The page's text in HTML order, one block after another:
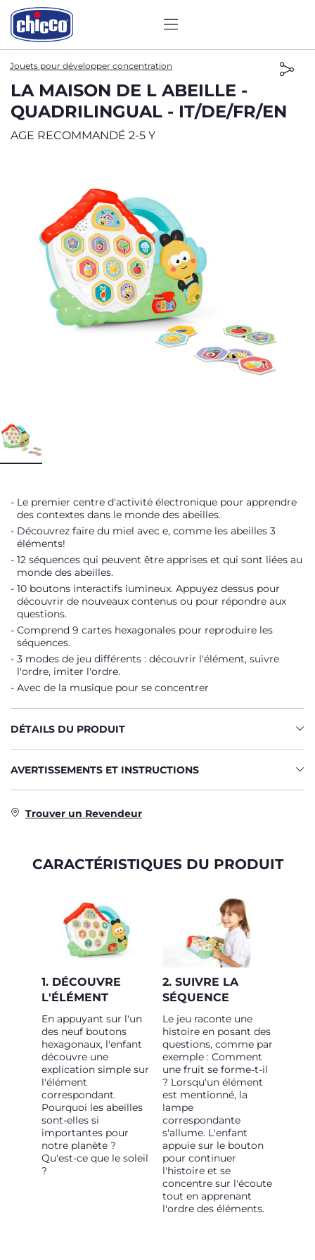
Jouets pour développer concentration
LA MAISON DE L ABEILLE -
QUADRILINGUAL - IT/DE/FR/EN
AGE RECOMMANDÉ 2-5 Y
Le premier centre d'activité électronique pour apprendre
des contextes dans le monde des abeilles.
Découvrez faire du miel avec e, comme les abeilles 3
éléments!
12 séquences qui peuvent être apprises et qui sont liées au
monde des abeilles.
10 boutons interactifs lumineux. Appuyez dessus pour
découvrir de nouveaux contenus ou pour répondre aux
questions.
Comprend 9 cartes hexagonales pour reproduire les
séquences.
3 modes de jeu différents : découvrir l'élément, suivre
l'ordre, imiter l'ordre.
Avec de la musique pour se concentrer
DÉTAILS DU PRODUIT
AVERTISSEMENTS ET INSTRUCTIONS
Trouver un Revendeur
CARACTÉRISTIQUES DU PRODUIT
1. DÉCOUVRE
L'ÉLÉMENT
En appuyant sur l'un
des neuf boutons
hexagonaux, l'enfant
découvre une
explication simple sur
l'élément
correspondant.
Pourquoi les abeilles
sont-elles si
importantes pour
notre planète ?
Qu'est-ce que le soleil
?
2. SUIVRE LA
SÉQUENCE
Le jeu raconte une
histoire en posant des
questions, comme par
exemple : Comment
une fruit se forme-t-il
? Lorsqu'un élément
est mentionné, la
lampe
correspondante
s'allume. L'enfant
appuie sur le bouton
pour continuer
l'histoire et se
concentre sur l'écoute
tout en apprenant
l'ordre des éléments.